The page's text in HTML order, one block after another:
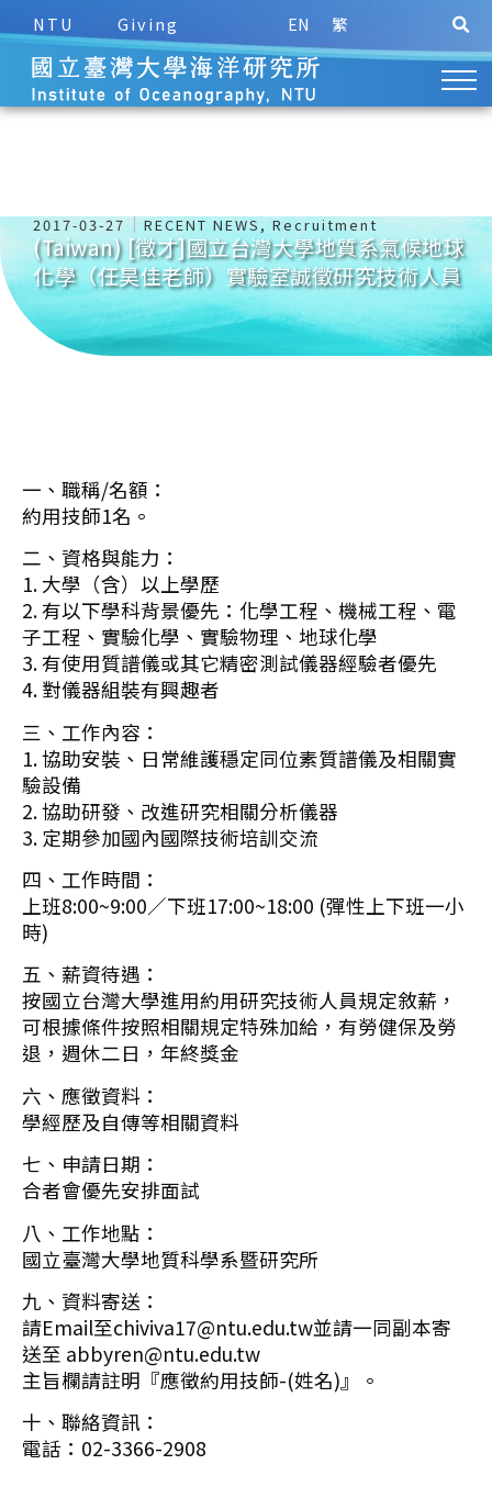
NTU Giving EN 繁
2017-03-27 RECENT NEWS , Recruitment
(Taiwan) [徵才]國立台灣大學地質系氣候地球
化學（任昊佳老師）實驗室誠徵研究技術人員
一、職稱/名額：
約用技師1名。
二、資格與能力：
1. 大學（含）以上學歷
2. 有以下學科背景優先：化學工程、機械工程、電
子工程、實驗化學、實驗物理、地球化學
3. 有使用質譜儀或其它精密測試儀器經驗者優先
4. 對儀器組裝有興趣者
三、工作內容：
1. 協助安裝、日常維護穩定同位素質譜儀及相關實
驗設備
2. 協助研發、改進研究相關分析儀器
3. 定期參加國內國際技術培訓交流
四、工作時間：
上班8:00~9:00／下班17:00~18:00 (彈性上下班一小
時)
五、薪資待遇：
按國立台灣大學進用約用研究技術人員規定敘薪，
可根據條件按照相關規定特殊加給，有勞健保及勞
退，週休二日，年終獎金
六、應徵資料：
學經歷及自傳等相關資料
七、申請日期：
合者會優先安排面試
八、工作地點：
國立臺灣大學地質科學系暨研究所
九、資料寄送：
請Email至chiviva17@ntu.edu.tw並請一同副本寄
送至 abbyren@ntu.edu.tw
主旨欄請註明『應徵約用技師-(姓名)』。
十、聯絡資訊：
電話：02-3366-2908